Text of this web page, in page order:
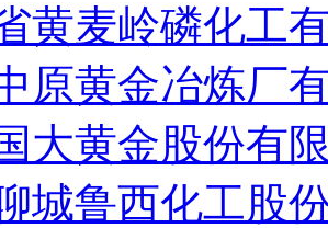
黄麦岭磷化工
原黄金冶炼厂
大黄金股份有
城鲁西化工股